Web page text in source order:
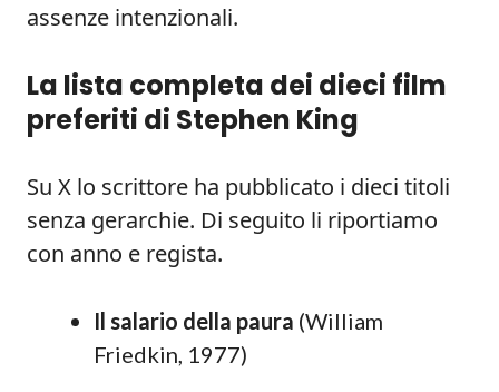
assenze intenzionali.
La lista completa dei dieci film
preferiti di Stephen King
Su X lo scrittore ha pubblicato i dieci titoli
senza gerarchie. Di seguito li riportiamo
con anno e regista.
Il salario della paura (William
Friedkin, 1977)